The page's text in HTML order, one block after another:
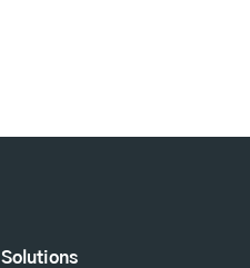
Solutions